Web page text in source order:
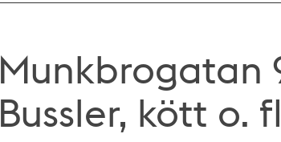
Munkbrogatan
Bussler, kött o.